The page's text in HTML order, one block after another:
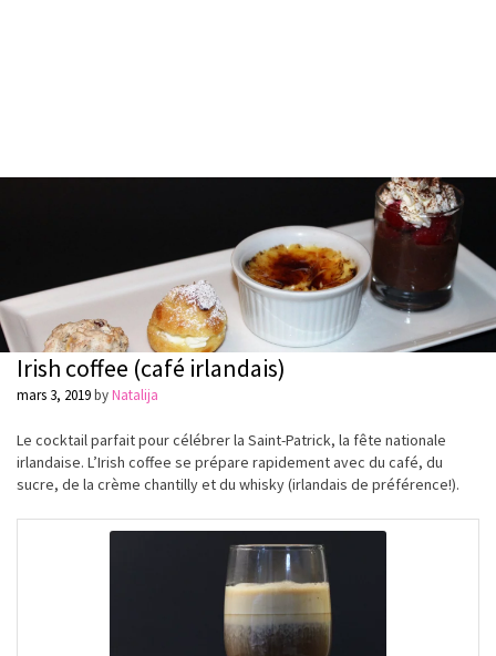
Irish coffee (café irlandais)
mars 3, 2019byNatalija
Le cocktail parfait pour célébrer la Saint-Patrick, la fête nationale
irlandaise. L’Irish coffee se prépare rapidement avec du café, du
sucre, de la crème chantilly et du whisky (irlandais de préférence!).